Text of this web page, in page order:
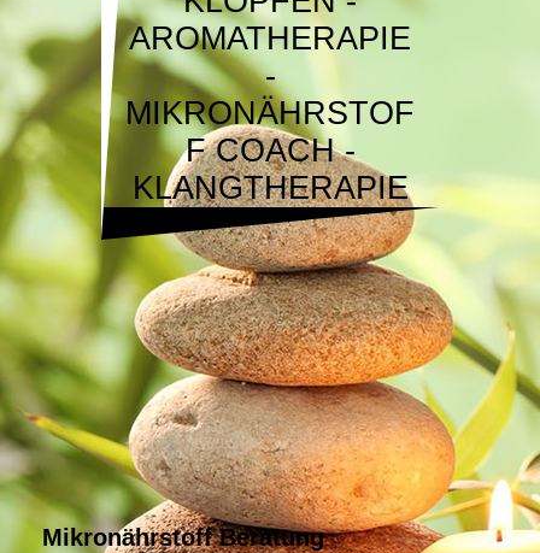
AROMATHERAPIE
-
MIKRONÄHRSTOF
F COACH -
KLANGTHERAPIE
Mikronährstoff Beratung